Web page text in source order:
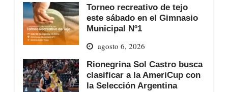
Torneo recreativo de tejo
este sábado en el Gimnasio
Municipal Nº1
agosto 6, 2026
Rionegrina Sol Castro busca
clasificar a la AmeriCup con
la Selección Argentina